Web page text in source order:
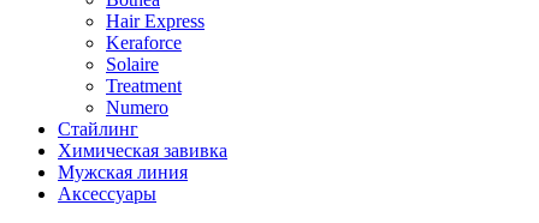
Hair Express
Keraforce
Solaire
Treatment
Numero
Стайлинг
Химическая завивка
Мужская линия
Аксессуары